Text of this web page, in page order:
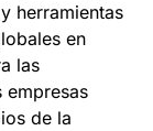
herramientas
en
las
de la